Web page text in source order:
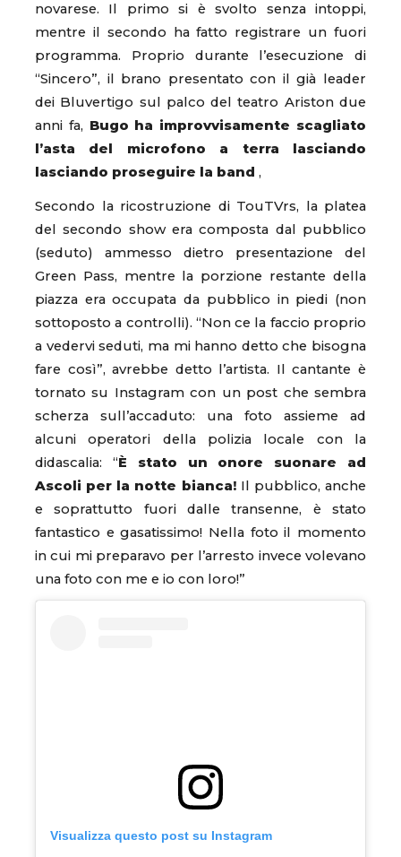
novarese. Il primo si è svolto senza intoppi,
mentre il secondo ha fatto registrare un fuori
programma. Proprio durante l’esecuzione di
“Sincero”, il brano presentato con il già leader
dei Bluvertigo sul palco del teatro Ariston due
anni fa, Bugo ha improvvisamente scagliato
l’asta del microfono a terra lasciando
lasciando proseguire la band ,
Secondo la ricostruzione di TouTVrs, la platea
del secondo show era composta dal pubblico
(seduto) ammesso dietro presentazione del
Green Pass, mentre la porzione restante della
piazza era occupata da pubblico in piedi (non
sottoposto a controlli). “Non ce la faccio proprio
a vedervi seduti, ma mi hanno detto che bisogna
fare così”, avrebbe detto l’artista. Il cantante è
tornato su Instagram con un post che sembra
scherza sull’accaduto: una foto assieme ad
alcuni operatori della polizia locale con la
didascalia: “È stato un onore suonare ad
Ascoli per la notte bianca!Il pubblico, anche
e soprattutto fuori dalle transenne, è stato
fantastico e gasatissimo! Nella foto il momento
in cui mi preparavo per l’arresto invece volevano
una foto con me e io con loro!”
Visualizza questo post su Instagram